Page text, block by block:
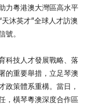
力粵港澳大灣區高水平
沐英才”全球人才訪澳
。
科技人才發展戰略、落
的重要舉措，立足琴澳
政策體系重構。當日，
，橫琴粵澳深度合作區